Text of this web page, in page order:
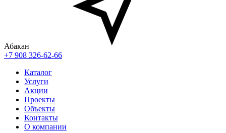
Абакан
+7 908 326-62-66
Каталог
Услуги
Акции
Проекты
Объекты
Контакты
О компании